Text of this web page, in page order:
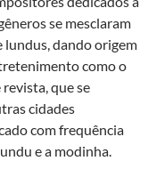
se mesclaram
lundus, dando origem
como o
que se
cidades
com frequência
e a modinha.